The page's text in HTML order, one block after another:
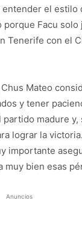
el
Facu
Tenerife con el
Mateo
y tener
madure
lograr la
importante
muy bien esas
Anuncios